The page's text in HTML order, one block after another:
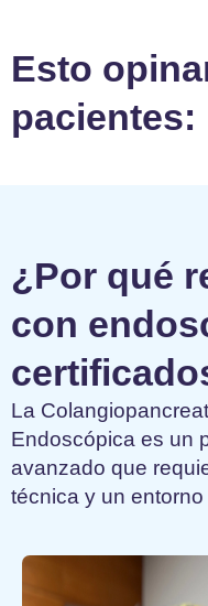
Esto
pacientes:
¿Por qué
con
La
Endoscópica es un
avanzado que
técnica y un